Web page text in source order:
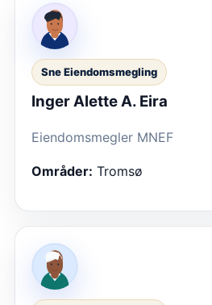
Sne Eiendomsmegling
Inger Alette A. Eira
Eiendomsmegler MNEF
Områder: Tromsø